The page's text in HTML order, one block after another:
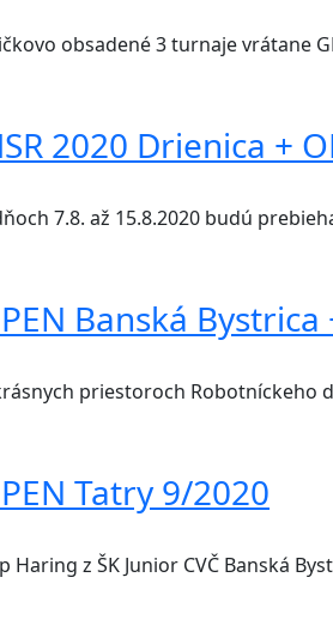
obsadené 3 turnaje vrátane
2020 Drienica +
7.8. až 15.8.2020 budú
Banská
priestoroch Robotníckeho
Tatry 9/2020
Haring z ŠK Junior CVČ Banská